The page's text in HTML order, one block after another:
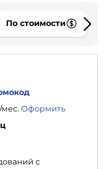
По стоимости
мес. Оформить
с